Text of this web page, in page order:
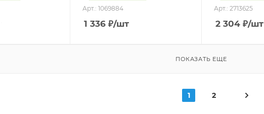
Арт.: 1069884
1 336₽/шт
Арт.: 2713625
2 304₽/шт
ПОКАЗАТЬ ЕЩЕ
1 2